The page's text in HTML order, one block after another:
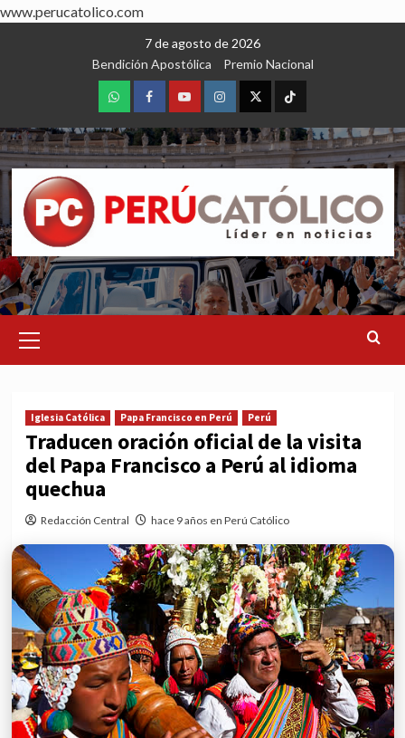
www.perucatolico.com
7 de agosto de 2026
Bendición Apostólica
Premio Nacional
WhatsAppFacebookYoutubeInstagram
X TikTok
Menu
Iglesia Católica Papa Francisco en Perú Perú
Traducen oración oficial de la visita
del Papa Francisco a Perú al idioma
quechua
Redacción Central hace 9 años en Perú Católico